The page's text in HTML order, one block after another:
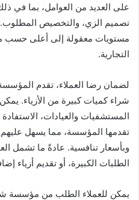
على العديد من العوامل، بما في
تصميم الزي، والتخصيص المطلوب.
مستويات معقولة إلى أعلى حسب
التجارية.
لضمان رضا العملاء، تقدم
شراء كميات كبيرة من الأزياء.
المستشفيات والعيادات،
تقدمها المؤسسة، مما يسهل
وبأسعار تنافسية. عادةً ما تشمل
الطلبات الكبيرة، أو تقديم أزياء
يمكن للعملاء الطلب من مؤسسة